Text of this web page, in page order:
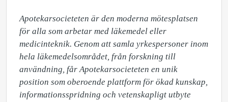
Apotekarsocieteten är den moderna mötesplatsen
för alla som arbetar med läkemedel eller
medicinteknik. Genom att samla yrkespersoner inom
hela läkemedelsområdet, från forskning till
användning, får Apotekarsocieteten en unik
position som oberoende plattform för ökad kunskap,
informationsspridning och vetenskapligt utbyte